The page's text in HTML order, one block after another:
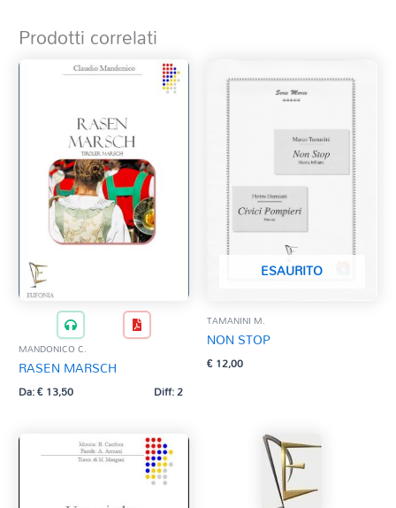
Prodotti correlati
MANDONICO C.
RASEN MARSCH
Da:€13,50 Diff: 2
ESAURITO
TAMANINI M.
NON STOP
€12,00